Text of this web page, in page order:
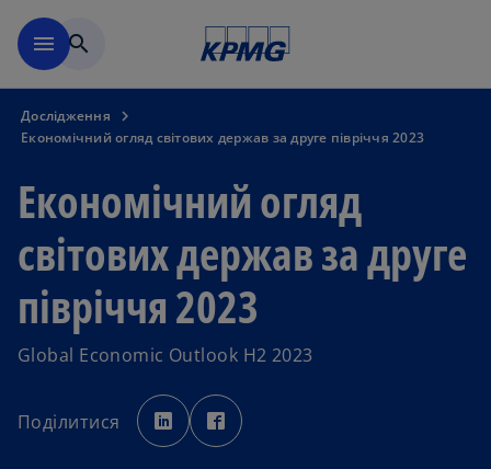
menu search
Дослідження
Економічний огляд світових держав за друге півріччя 2023
Економічний огляд
світових держав за друге
півріччя 2023
Global Economic Outlook H2 2023
Поділитися
o
p
e
n
p
e